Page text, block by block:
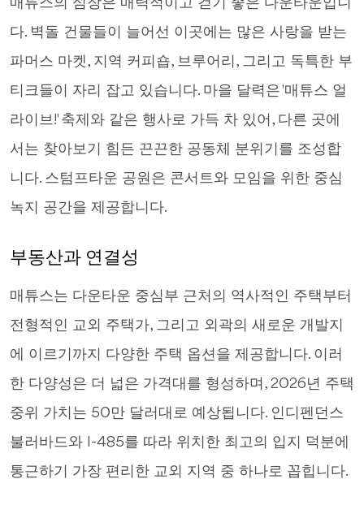
매튜스의 심장은 매력적이고 걷기 좋은 다운타운입니
다. 벽돌 건물들이 늘어선 이곳에는 많은 사랑을 받는
파머스 마켓, 지역 커피숍, 브루어리, 그리고 독특한 부
티크들이 자리 잡고 있습니다. 마을 달력은 '매튜스 얼
라이브!' 축제와 같은 행사로 가득 차 있어, 다른 곳에
서는 찾아보기 힘든 끈끈한 공동체 분위기를 조성합
니다. 스텀프타운 공원은 콘서트와 모임을 위한 중심
녹지 공간을 제공합니다.
부동산과 연결성
매튜스는 다운타운 중심부 근처의 역사적인 주택부터
전형적인 교외 주택가, 그리고 외곽의 새로운 개발지
에 이르기까지 다양한 주택 옵션을 제공합니다. 이러
한 다양성은 더 넓은 가격대를 형성하며, 2026년 주택
중위 가치는 50만 달러대로 예상됩니다. 인디펜던스
불러바드와 I-485를 따라 위치한 최고의 입지 덕분에
통근하기 가장 편리한 교외 지역 중 하나로 꼽힙니다.